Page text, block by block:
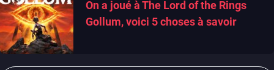
On a joué à The Lord of the Rings
Gollum, voici 5 choses à savoir